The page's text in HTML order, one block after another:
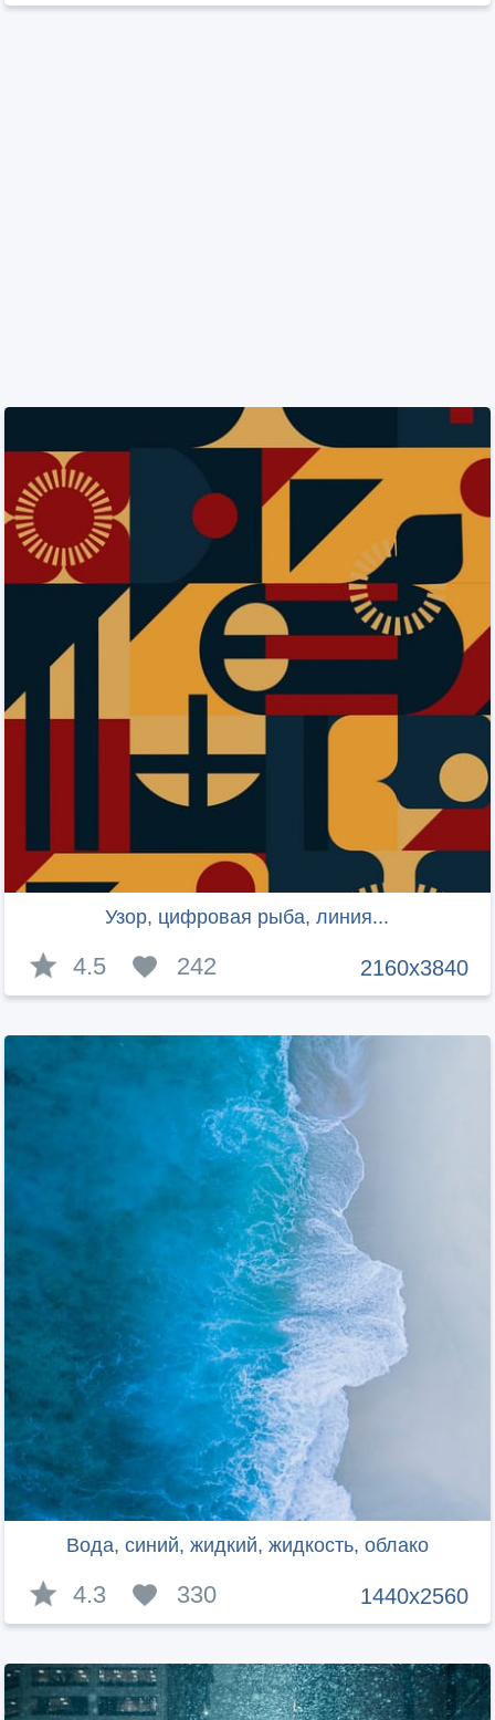
Узор, цифровая рыба, линия...
2160x3840
4.5 242
Вода, синий, жидкий, жидкость, облако
1440x2560
4.3 330